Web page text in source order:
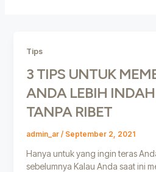
Tips
3 TIPS UNTUK
ANDA LEBIH
TANPA RIBET
admin_ar / September 2, 2021
Hanya untuk yang ingin teras
sebelumnya Kalau Anda saat ini